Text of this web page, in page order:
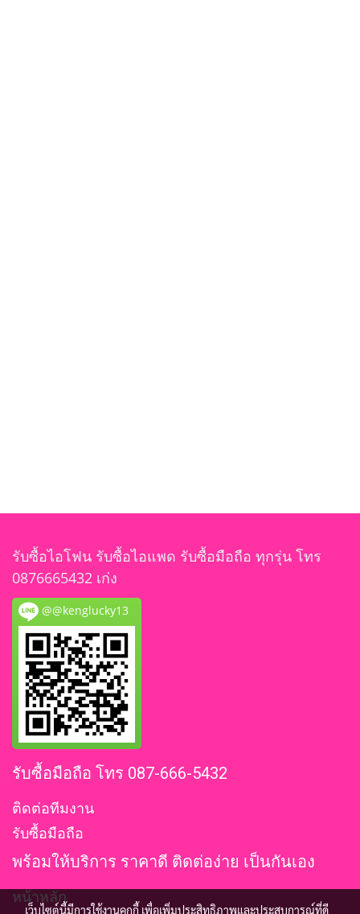
รับซื้อไอโฟน รับซื้อไอแพด รับซื้อมือถือ ทุกรุ่น โทร
0876665432 เก่ง
@@kenglucky13
รับซื้อมือถือ โทร 087-666-5432
ติดต่อทีมงาน
รับซื้อมือถือ
พร้อมให้บริการ ราคาดี ติดต่อง่าย เป็นกันเอง
หน้าหลัก
เว็บไซต์นี้มีการใช้งานคุกกี้ เพื่อเพิ่มประสิทธิภาพและประสบการณ์ที่ดี